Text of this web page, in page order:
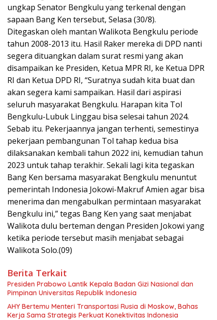
ungkap Senator Bengkulu yang terkenal dengan
sapaan Bang Ken tersebut, Selasa (30/8).
Ditegaskan oleh mantan Walikota Bengkulu periode
tahun 2008-2013 itu. Hasil Raker mereka di DPD nanti
segera dituangkan dalam surat resmi yang akan
disampaikan ke Presiden, Ketua MPR RI, ke Ketua DPR
RI dan Ketua DPD RI, “Suratnya sudah kita buat dan
akan segera kami sampaikan. Hasil dari aspirasi
seluruh masyarakat Bengkulu. Harapan kita Tol
Bengkulu-Lubuk Linggau bisa selesai tahun 2024.
Sebab itu. Pekerjaannya jangan terhenti, semestinya
pekerjaan pembangunan Tol tahap kedua bisa
dilaksanakan kembali tahun 2022 ini, kemudian tahun
2023 untuk tahap terakhir. Sekali lagi kita tegaskan
Bang Ken bersama masyarakat Bengkulu menuntut
pemerintah Indonesia Jokowi-Makruf Amien agar bisa
menerima dan mengabulkan permintaan masyarakat
Bengkulu ini,” tegas Bang Ken yang saat menjabat
Walikota dulu berteman dengan Presiden Jokowi yang
ketika periode tersebut masih menjabat sebagai
Walikota Solo.(09)
Berita Terkait
Presiden Prabowo Lantik Kepala Badan Gizi Nasional dan
Pimpinan Universitas Republik Indonesia
AHY Bertemu Menteri Transportasi Rusia di Moskow, Bahas
Kerja Sama Strategis Perkuat Konektivitas Indonesia